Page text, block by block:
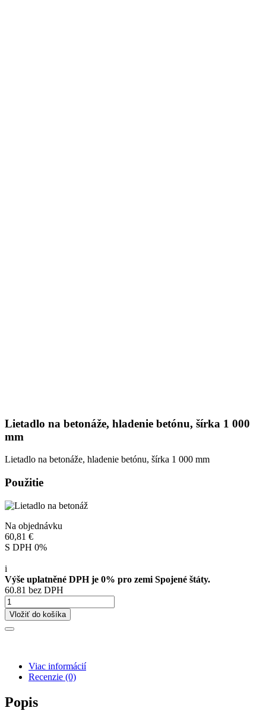
Lietadlo na betonáže, hladenie betónu, šírka 1 000
mm
Lietadlo na betonáže, hladenie betónu, šírka 1 000 mm
Použitie
Na objednávku
60,81 €
S DPH 0%
i
Výše uplatněné DPH je 0% pro zemi Spojené štáty.
60.81 bez DPH
Vložiť do košíka
Viac informácií
Recenzie (0)
Popis